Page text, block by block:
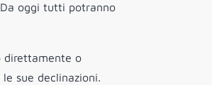
oggi tutti potranno
direttamente o
sue declinazioni.